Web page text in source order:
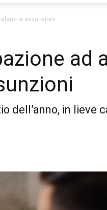
le assunzioni
ad
dell’anno, in lieve